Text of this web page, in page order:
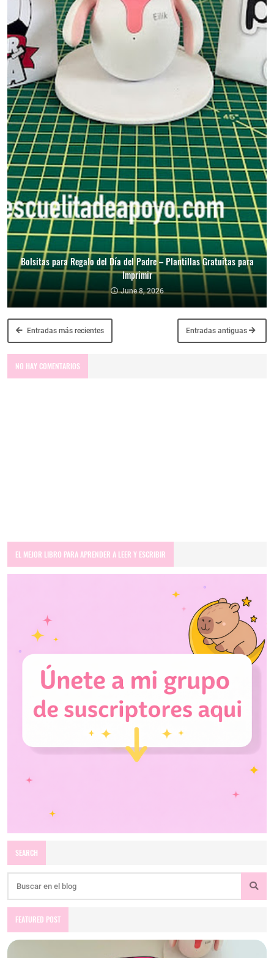
Bolsitas para Regalo del Día del Padre – Plantillas Gratuitas para
Imprimir
June 8, 2026
Entradas más recientes Entradas antiguas
NO HAY COMENTARIOS
EL MEJOR LIBRO PARA APRENDER A LEER Y ESCRIBIR
SEARCH
FEATURED POST